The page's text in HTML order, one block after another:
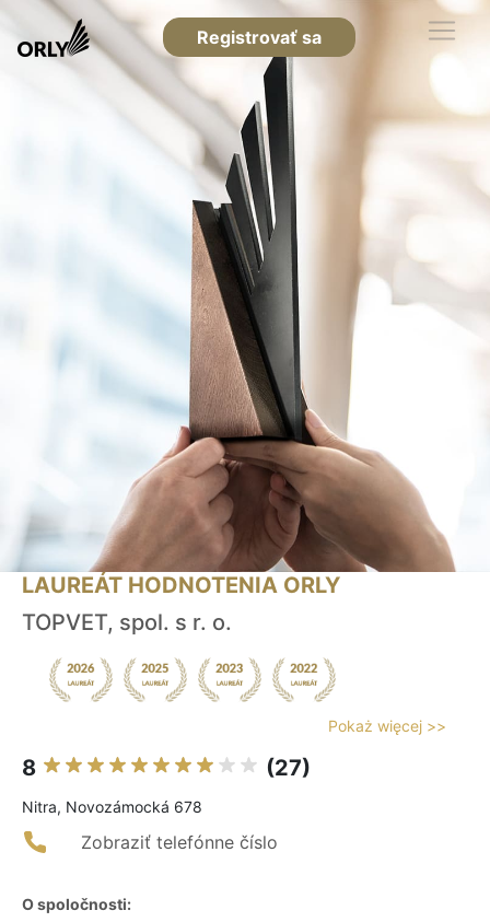
Registrovať sa
LAUREÁT HODNOTENIA ORLY
TOPVET, spol. s r. o.
Pokaż więcej >>
8 (27)
Nitra, Novozámocká 678
Zobraziť telefónne číslo
O spoločnosti: